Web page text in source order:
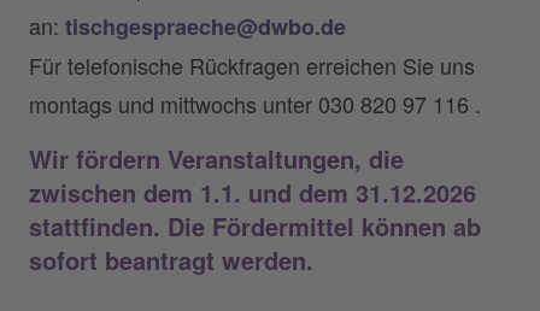
an: tischgespraeche@dwbo.de
Für telefonische Rückfragen erreichen Sie uns
montags und mittwochs unter 030 820 97 116 .
Wir fördern Veranstaltungen, die
zwischen dem 1.1. und dem 31.12.2026
stattfinden. Die Fördermittel können ab
sofort beantragt werden.